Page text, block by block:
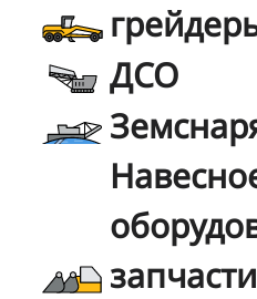
ДСО
запчасти